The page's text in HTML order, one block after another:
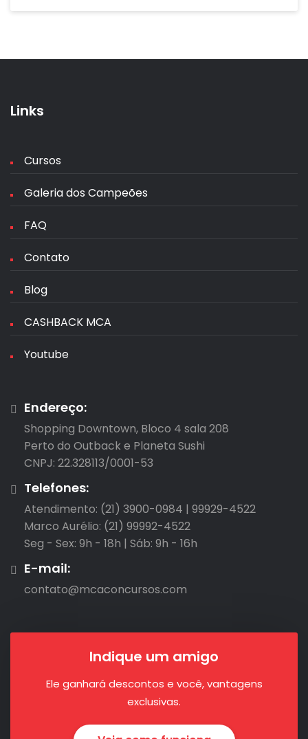
Links
Cursos
Galeria dos Campeões
FAQ
Contato
Blog
CASHBACK MCA
Youtube
Endereço:
Shopping Downtown, Bloco 4 sala 208
Perto do Outback e Planeta Sushi
CNPJ: 22.328113/0001-53
Telefones:
Atendimento: (21) 3900-0984 | 99929-4522
Marco Aurélio: (21) 99992-4522
Seg - Sex: 9h - 18h | Sáb: 9h - 16h
E-mail:
contato@mcaconcursos.com
Indique um amigo
Ele ganhará descontos e você, vantagens
exclusivas.